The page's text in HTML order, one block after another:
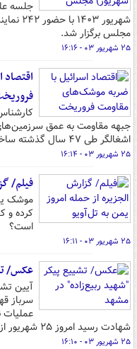
مجلس برگزار شد.
۲۵ شهریور ۰۳ - ۱۶:۱۶
جبهه مقاومت به عمق
اشغالگر طی ۴۷ سال گذشته ساخته بود فروریخت.
۲۵ شهریور ۰۳ - ۱۶:۱۴
فیلم/
موشک
کرده و
است؟
۲۵ شهریور ۰۳ - ۱۶:۱۱
عکس/
آیین
سرباز
شهادت رسید امروز ۲۵ شهریور از مهدیه مشهد تا حرم رضوی تشییع شد.
۲۵ شهریور ۰۳ - ۱۶:۱۰